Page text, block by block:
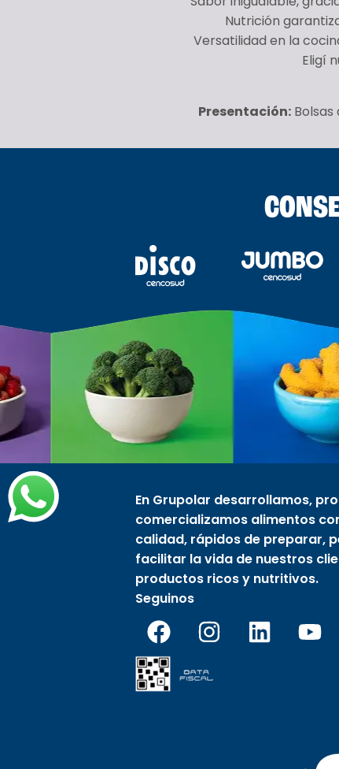
Nutrición
Versatilidad en la
Eligí
Presentación:
En Grupolar desarrollamos,
comercializamos alimentos
calidad, rápidos de preparar,
facilitar la vida de nuestros
productos ricos y nutritivos.
Seguinos